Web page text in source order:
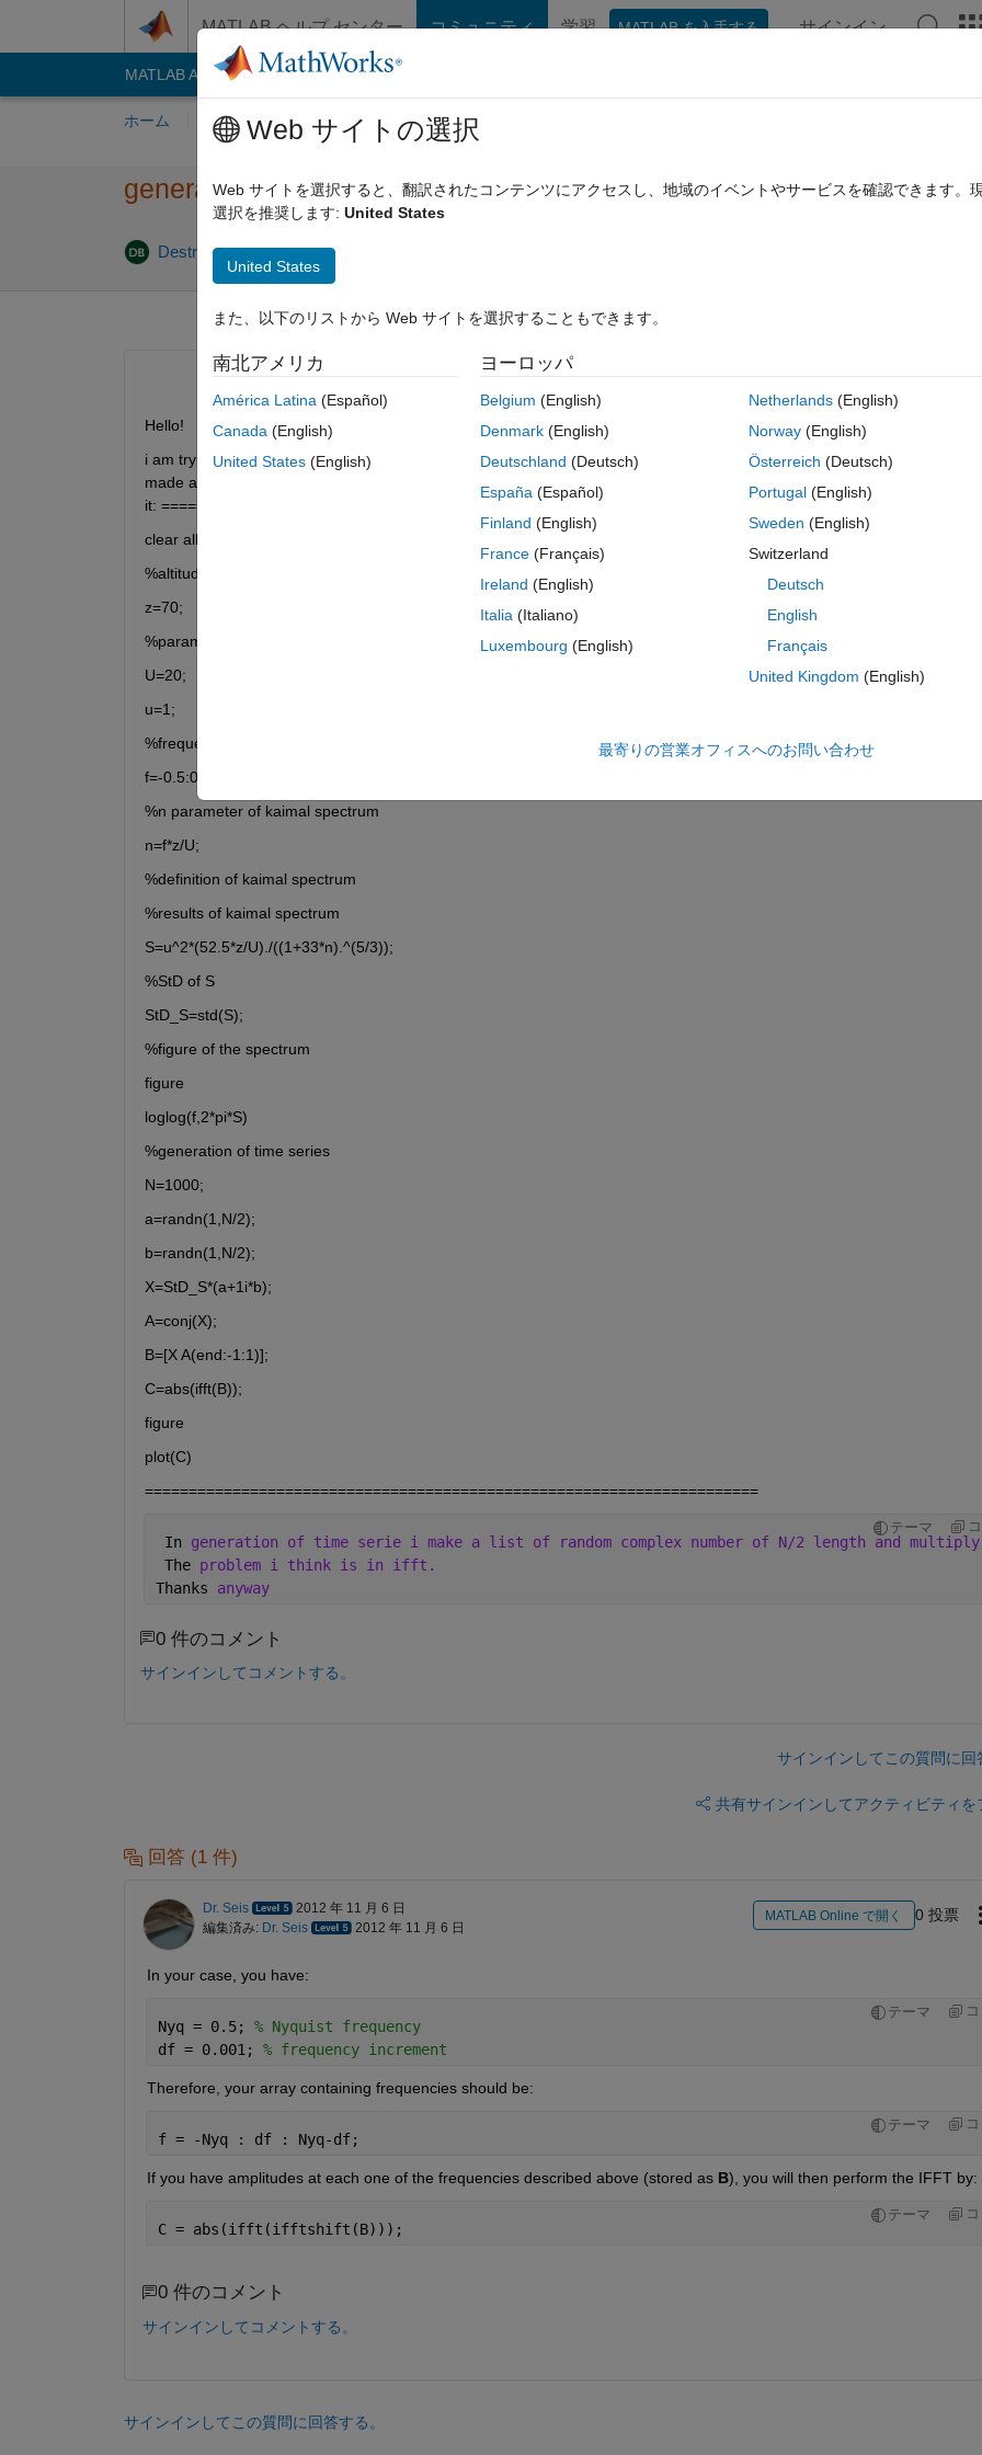
MATLAB ヘルプ センター コミュニティ 学習 MATLAB を入手する サインイン
MATLAB Answers File Exchange
ホーム 質問する 回答 閲覧 MATLAB に関する FAQ
generation of time series by given spetrum( ifft)
DestroyNWO 2012 11 月 6
0 投票
Hello!
i am trying to generate a time serie from a given kaimal spectrum.i am using ifft function but propably not in the correct
made a code but if i reverse by calculating the spectrum of the output time serie it give me different results. here is how i
it: =============================================================================== close all
clear all
%altitude 70meters
z=70;
%parameters of kaimal spectrum
U=20;
u=1;
%frequency
f=-0.5:0.001:0.5;
%n parameter of kaimal spectrum
n=f*z/U;
%definition of kaimal spectrum
%results of kaimal spectrum
S=u^2*(52.5*z/U)./((1+33*n).^(5/3));
%StD of S
StD_S=std(S);
%figure of the spectrum
figure
loglog(f,2*pi*S)
%generation of time series
N=1000;
a=randn(1,N/2);
b=randn(1,N/2);
X=StD_S*(a+1i*b);
A=conj(X);
B=[X A(end:-1:1)];
C=abs(ifft(B));
figure
plot(C)
======================================================================
テーマ
In generation of time serie i make a list of random complex number of N/2 length and
The problem i think is in ifft.
Thanks anyway
0 件のコメント
サインインしてコメントする。
サインインしてこの質問に回
共有サインインしてアクティビティを
回答 (1 件)
Dr. Seis
2012 年 11 月 6 日
編集済み: Dr. Seis 2012 年 11 月 6 日
MATLAB Online で開く 0 投票
In your case, you have:
テーマ
Nyq = 0.5; % Nyquist frequency
df = 0.001; % frequency increment
Therefore, your array containing frequencies should be:
テーマ
f = -Nyq : df : Nyq-df;
If you have amplitudes at each one of the frequencies described above (stored as B), you will then perform the IFFT by:
テーマ
C = abs(ifft(ifftshift(B)));
0 件のコメント
サインインしてコメントする。
サインインしてこの質問に回答する。
Web サイトの選択
Web サイトを選択すると、翻訳されたコンテンツにアクセスし、地域のイベントやサービスを確認できます。
選択を推奨します: United States
United States
また、以下のリストから Web サイトを選択することもできます。
南北アメリカ
América Latina (Español)
Canada (English)
United States (English)
ヨーロッパ
Belgium (English)
Denmark (English)
Deutschland (Deutsch)
España (Español)
Finland (English)
France (Français)
Ireland (English)
Italia (Italiano)
Luxembourg (English)
Netherlands(English)
Norway(English)
Österreich (Deutsch)
Portugal(English)
Sweden (English)
Switzerland
Deutsch
English
Français
United Kingdom (English)
最寄りの営業オフィスへのお問い合わせ